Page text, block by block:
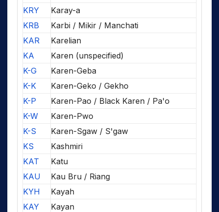
KRY
Karay-a
KRB
Karbi / Mikir / Manchati
KAR
Karelian
KA
Karen (unspecified)
K-G
Karen-Geba
K-K
Karen-Geko / Gekho
K-P
Karen-Pao / Black Karen / Pa'o
K-W
Karen-Pwo
K-S
Karen-Sgaw / S'gaw
KS
Kashmiri
KAT
Katu
KAU
Kau Bru / Riang
KYH
Kayah
KAY
Kayan